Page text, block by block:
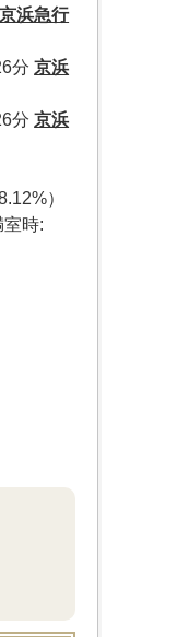
京浜急行
分京浜
分京浜
）
時: